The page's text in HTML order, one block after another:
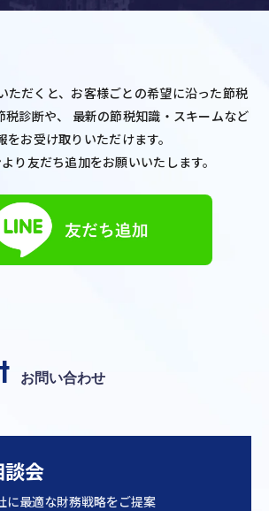
ただくと、お客様ごとの希望に沿った節税
診断や、
最新の節税知識・スキームなど
をお受け取りいただけます。
り友だち追加をお願いいたします。
お問い合わせ
会
に最適な財務戦略をご提案